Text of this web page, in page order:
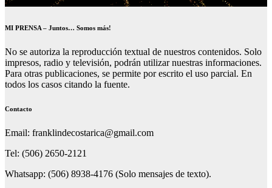
MI PRENSA – Juntos… Somos más!
No se autoriza la reproducción textual de nuestros contenidos. Solo
impresos, radio y televisión, podrán utilizar nuestras informaciones.
Para otras publicaciones, se permite por escrito el uso parcial. En
todos los casos citando la fuente.
Contacto
Email: franklindecostarica@gmail.com
Tel: (506) 2650-2121
Whatsapp: (506) 8938-4176 (Solo mensajes de texto).